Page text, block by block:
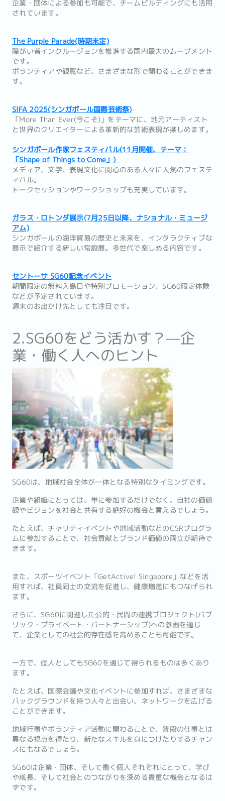
企業・団体による参加も可能で、チームビルディングにも活用
されています。
The Purple Parade(時期未定)
障がい者インクルージョンを推進する国内最大のムーブメント
です。
ボランティアや観覧など、さまざまな形で関わることができま
す。
SIFA 2025(シンガポール国際芸術祭)
「More Than Ever(今こそ)」をテーマに、地元アーティスト
と世界のクリエイターによる革新的な芸術表現が楽しめます。
シンガポール作家フェスティバル(11月開催、テーマ：
「Shape of Things to Come」)
メディア、文学、表現文化に関心のある人々に人気のフェステ
ィバル。
トークセッションやワークショップも充実しています。
ガラス・ロトンダ展示(7月25日以降、ナショナル・ミュージ
アム)
シンガポールの海洋貿易の歴史と未来を、インタラクティブな
展示で紹介する新しい常設展。多世代で楽しめる内容です。
セントーサ SG60記念イベント
期間限定の無料入島日や特別プロモーション、SG60限定体験
などが予定されています。
週末のお出かけ先としても注目です。
2.SG60をどう活かす？—企
業・働く人へのヒント
SG60は、地域社会全体が一体となる特別なタイミングです。
企業や組織にとっては、単に参加するだけでなく、自社の価値
観やビジョンを社会と共有する絶好の機会と言えるでしょう。
たとえば、チャリティイベントや地域活動などのCSRプログラ
ムに参加することで、社会貢献とブランド価値の両立が期待で
きます。
また、スポーツイベント「GetActive! Singapore」などを活
用すれば、社員同士の交流を促進し、健康増進にもつなげられ
ます。
さらに、SG60に関連した公的・民間の連携プロジェクト(パブ
リック・プライベート・パートナーシップ)への参画を通じ
て、企業としての社会的存在感を高めることも可能です。
一方で、個人としてもSG60を通じて得られるものは多くあり
ます。
たとえば、国際会議や文化イベントに参加すれば、さまざまな
バックグラウンドを持つ人々と出会い、ネットワークを広げる
ことができます。
地域行事やボランティア活動に関わることで、普段の仕事とは
異なる視点を得たり、新たなスキルを身につけたりするチャン
スにもなるでしょう。
SG60は企業・団体、そして働く個人それぞれにとって、学び
や成長、そして社会とのつながりを深める貴重な機会となるは
ずです。